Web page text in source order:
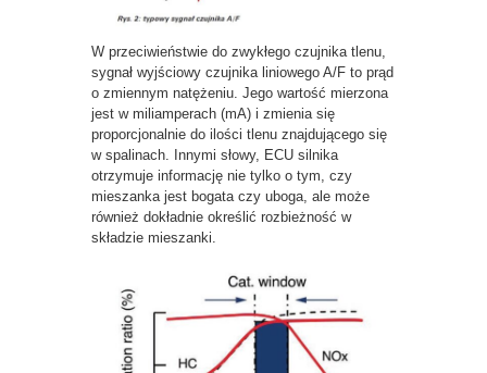
W przeciwieństwie do zwykłego czujnika tlenu,
sygnał wyjściowy czujnika liniowego A/F to prąd
o zmiennym natężeniu. Jego wartość mierzona
jest w miliamperach (mA) i zmienia się
proporcjonalnie do ilości tlenu znajdującego się
w spalinach. Innymi słowy, ECU silnika
otrzymuje informację nie tylko o tym, czy
mieszanka jest bogata czy uboga, ale może
również dokładnie określić rozbieżność w
składzie mieszanki.